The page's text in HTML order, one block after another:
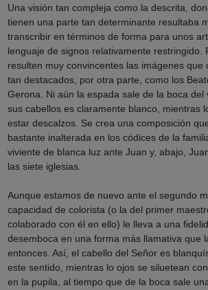
Una visión tan compleja como la descrita,
tienen una parte tan determinante resultaba
transcribir en términos de forma para unos
lenguaje de signos relativamente restringido.
resulten muy convincentes las imágenes que
tan destacados, por otra parte, como los
Gerona. Ni aún la espada sale de la boca del
sus cabellos es claramente blanco, mientras
estar descalzos. Se crea una composición
bastante inalterada en los códices de la
viviente de blanca luz ante Juan y, abajo,
las siete iglesias.
Aunque estamos de nuevo ante el segundo
capacidad de colorista (o la del primer
colaborado con él en ello) le lleva a una
desemboca en una forma más llamativa que
entonces. Así, el cabello del Señor es
este sentido, mientras lo ojos se siluetean
en la pupila, al tiempo que de la boca sale